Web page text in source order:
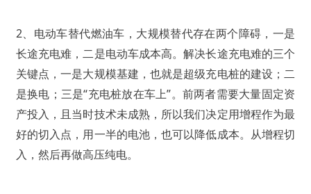
2、电动车替代燃油车，大规模替代存在两个障碍，一是
长途充电难，二是电动车成本高。解决长途充电难的三个
关键点，一是大规模基建，也就是超级充电桩的建设；二
是换电；三是“充电桩放在车上”。前两者需要大量固定资
产投入，且当时技术未成熟，所以我们决定用增程作为最
好的切入点，用一半的电池，也可以降低成本。从增程切
入，然后再做高压纯电。